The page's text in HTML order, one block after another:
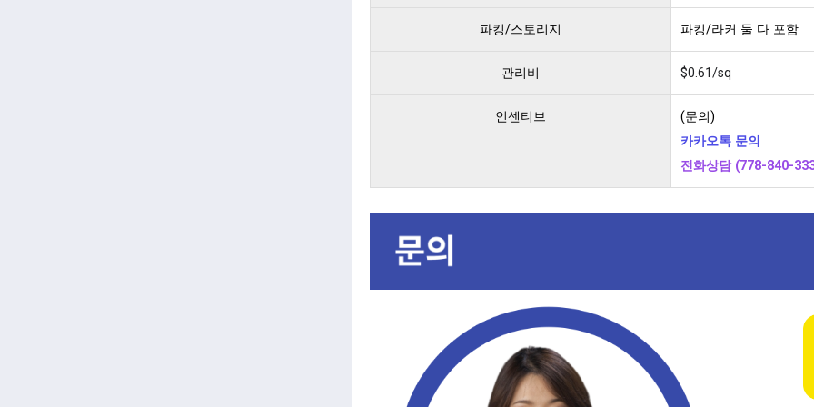
파킹/스토리지 파킹/라커 둘 다 포함
관리비 $0.61/sq
인센티브
(문의)
카카오톡 문의
전화상담 (778-840-